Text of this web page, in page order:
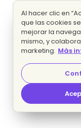
Al hacer clic en
que las cookies
mejorar la
mismo, y
marketing. Más